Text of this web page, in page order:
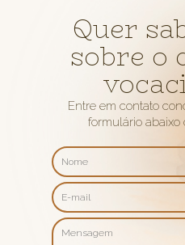
Quer
sobre o
Entre em contato
formulário